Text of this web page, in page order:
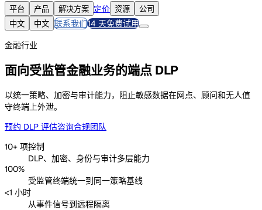
平台 产品 解决方案 定价 资源
公司
中文
中文 联系我们14 天免费试用
金融行业
面向受监管金融业务的端点 DLP
以统一策略、加密与审计能力，阻止敏感数据在网点、顾问和无人值
守终端上外泄。
预约 DLP 评估咨询合规团队
10+ 项控制
DLP、加密、身份与审计多层能力
100%
受监管终端统一到同一策略基线
<1 小时
从事件信号到远程隔离